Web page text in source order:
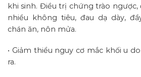
khi sinh. Điều trị chứng trào ngược,
nhiều không tiêu, đau dạ dày,
chán ăn, nôn mửa.
• Giảm thiểu nguy cơ mắc khối u
ra.